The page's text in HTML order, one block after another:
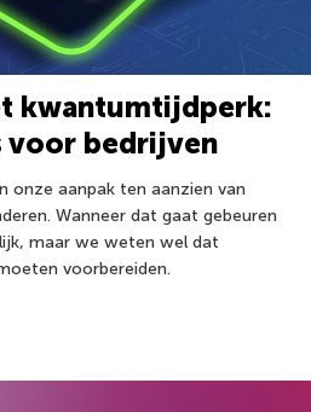
kwantumtijdperk:
voor bedrijven
onze aanpak ten aanzien van
Wanneer dat gaat gebeuren
maar we weten wel dat
voorbereiden.